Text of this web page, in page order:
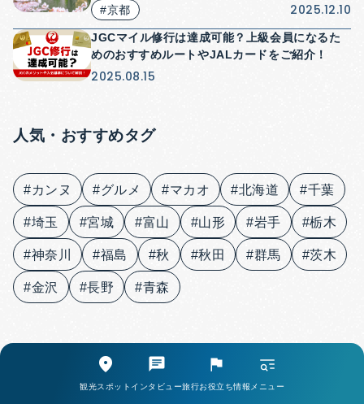
#京都
2025.12.10
JGCマイル修行は達成可能？上級会員になるた
めのおすすめルートやJALカードをご紹介！
2025.08.15
人気・おすすめタグ
#カンヌ #グルメ #マカオ #北海道 #千葉
#埼玉 #宮城 #富山 #山形 #岩手 #栃木
#神奈川 #福島 #秋 #秋田 #群馬 #茨木
#金沢 #長野 #青森
観光スポット インタビュー旅行お役立ち情報 メニュー